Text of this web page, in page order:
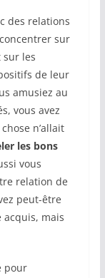
des relations
sur
sur les
de leur
amusiez au
vous avez
n’allait
les bons
vous
relation de
peut-être
acquis, mais
pour